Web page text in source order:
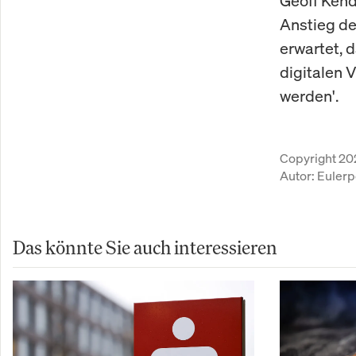
Anstieg
erwartet,
digitalen
werden'.
Copyright
Autor:
Das könnte Sie auch interessieren